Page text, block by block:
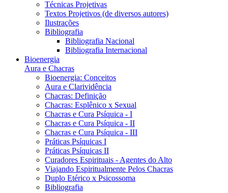
Técnicas Projetivas
Textos Projetivos (de diversos autores)
Ilustrações
Bibliografia
Bibliografia Nacional
Bibliografia Internacional
Bioenergia
Aura e Chacras
Bioenergia: Conceitos
Aura e Clarividência
Chacras: Definição
Chacras: Esplênico x Sexual
Chacras e Cura Psíquica - I
Chacras e Cura Psíquica - II
Chacras e Cura Psíquica - III
Práticas Psíquicas I
Práticas Psíquicas II
Curadores Espirituais - Agentes do Alto
Viajando Espiritualmente Pelos Chacras
Duplo Etérico x Psicossoma
Bibliografia